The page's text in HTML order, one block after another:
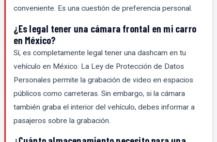
conveniente. Es una cuestión de preferencia personal.
¿Es legal tener una cámara frontal en mi carro
en México?
Sí, es completamente legal tener una dashcam en tu
vehículo en México. La Ley de Protección de Datos
Personales permite la grabación de video en espacios
públicos como carreteras. Sin embargo, si la cámara
también graba el interior del vehículo, debes informar a
pasajeros sobre la grabación.